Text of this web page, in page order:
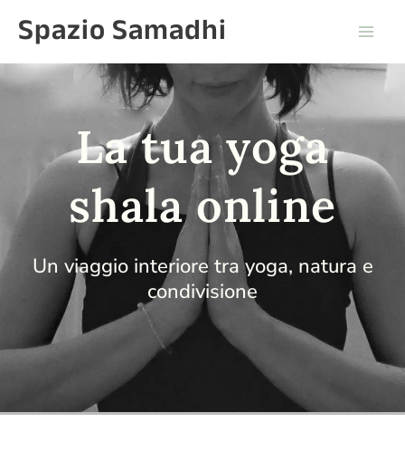
contenuto
Spazio Samadhi
La tua yoga
shala online
Un viaggio interiore tra yoga, natura e
condivisione